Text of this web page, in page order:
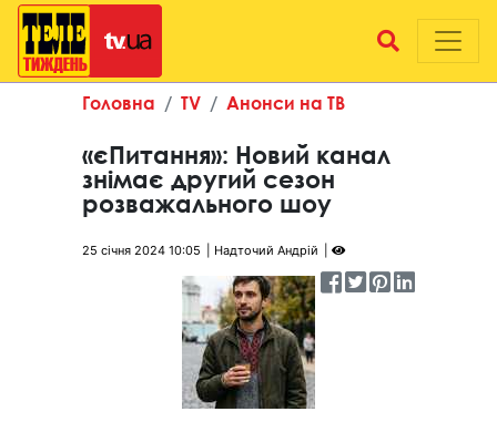
Головна TV Анонси на ТВ
«єПитання»: Новий канал
знімає другий сезон
розважального шоу
25 січня 2024 10:05 Надточий Андрій